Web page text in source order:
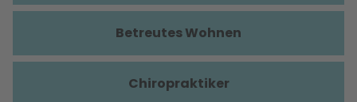
Betreutes Wohnen
Chiropraktiker